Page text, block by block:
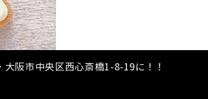
大阪市中央区西心斎橋1-8-19に！！